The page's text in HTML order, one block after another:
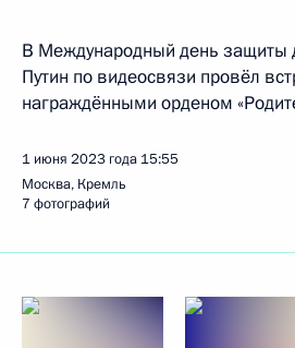
В Международный день защиты
Путин по видеосвязи провёл
награждёнными орденом
1 июня 2023 года 15:55
Москва, Кремль
7 фотографий